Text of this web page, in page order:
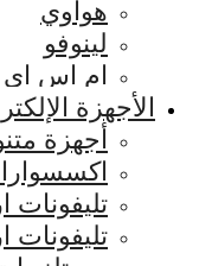
هواوي
لينوفو
ام اس اي
الأجهزة
أجهزة
تليفونات